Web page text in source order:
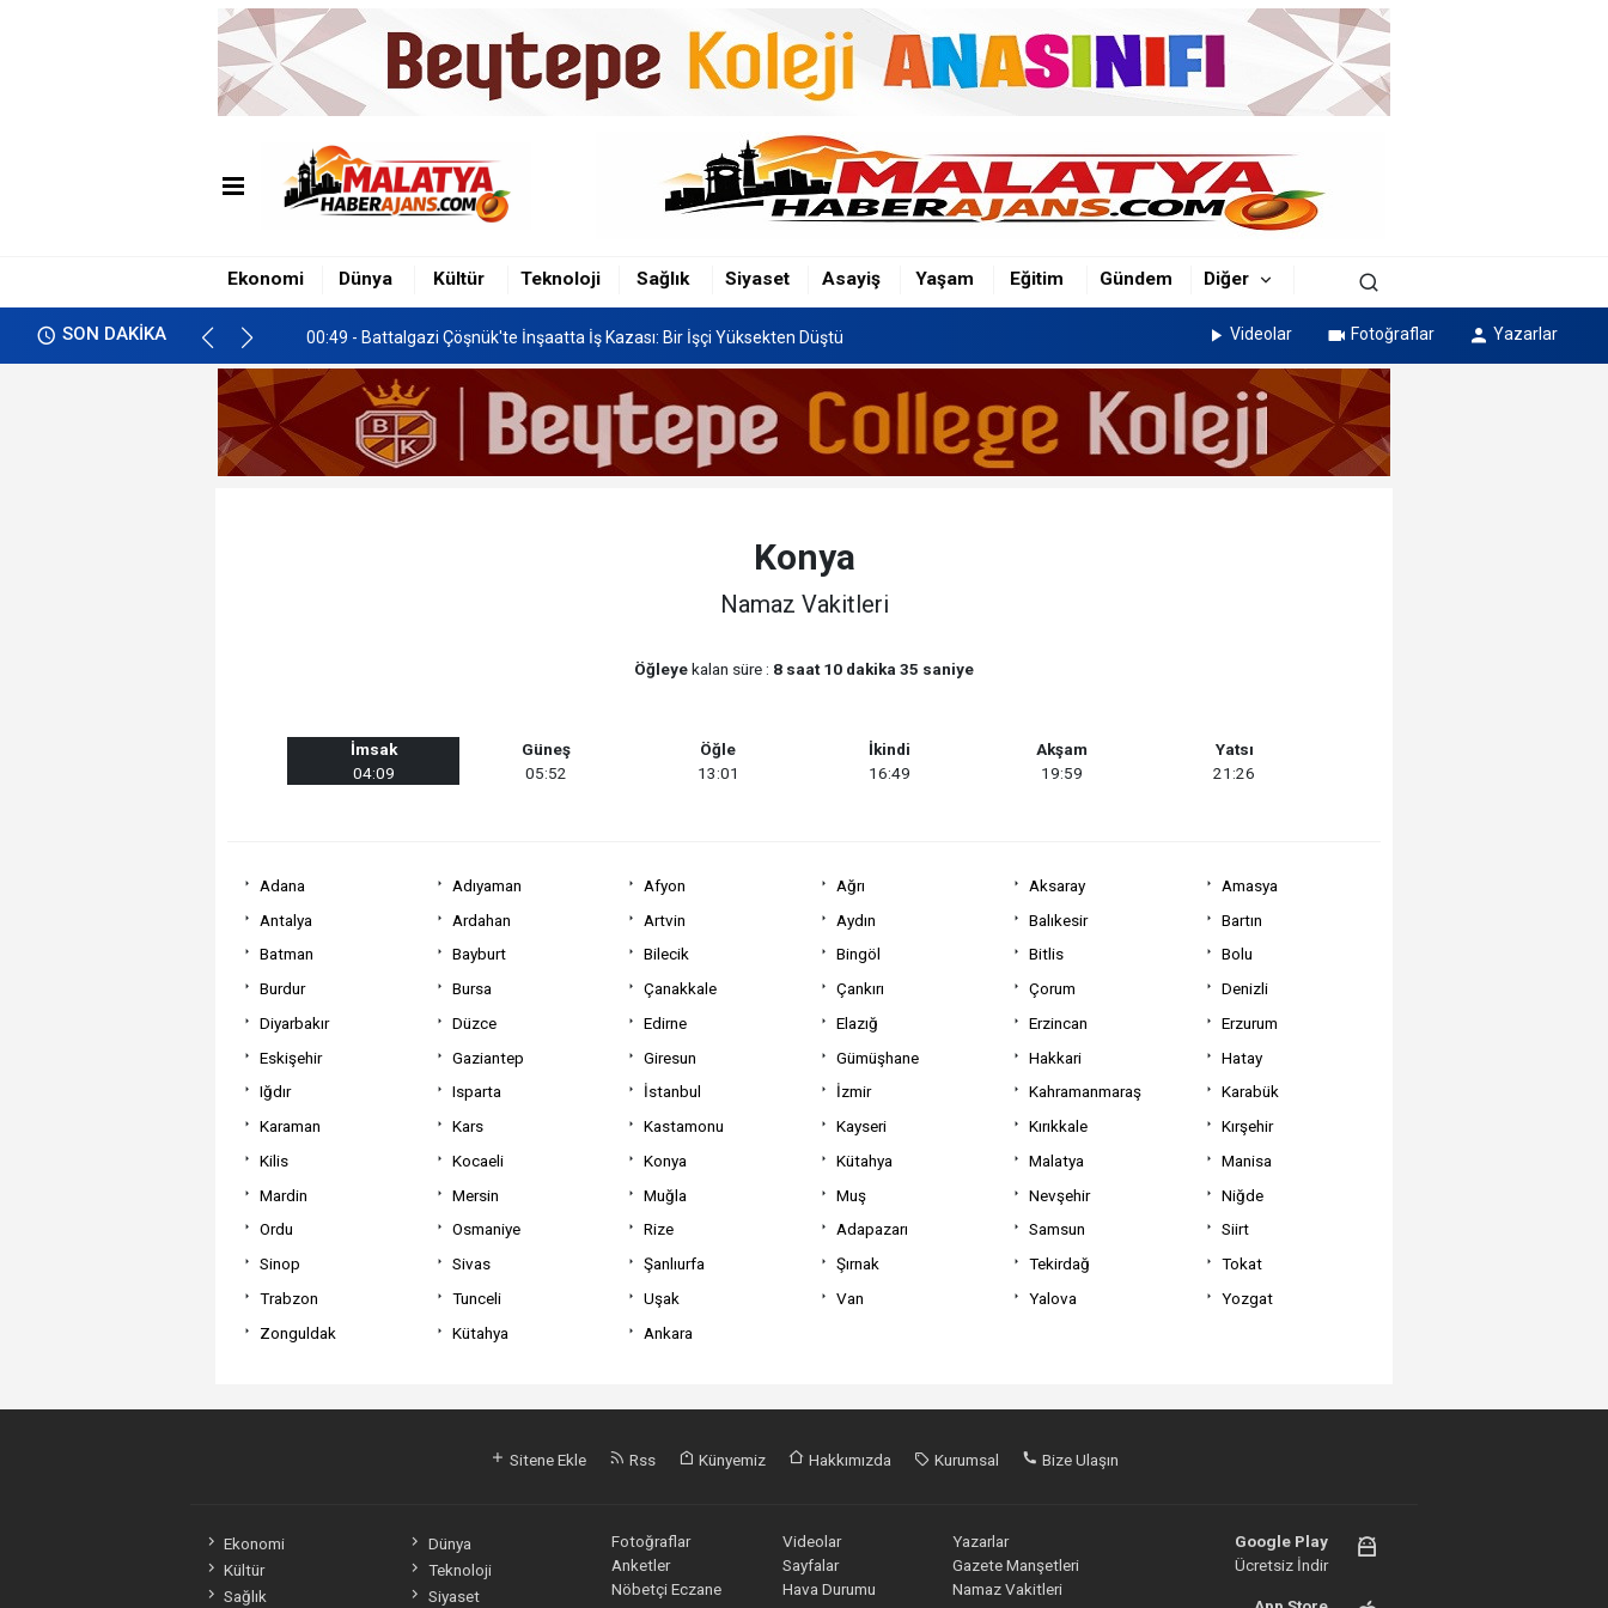
Ekonomi Dünya Kültür Teknoloji Sağlık Siyaset Asayiş Yaşam Eğitim Gündem Diğer
SON DAKİKA
00:49 - Battalgazi Çöşnük'te İnşaatta İş Kazası: Bir İşçi Yüksekten Düştü
00:58 - Malatya’da Gastronomi Festivali, 8-16 Ağustos'ta Yapılacak
00:49 - Battalgazi Çöşnük'te İnşaatta İş Kazası: Bir İşçi Yüksekten Düştü
01:00 - İkizce'de Freni Boşalan Hafriyat Kamyonu TOKİ Konutlarına Çarptı
Videolar Fotoğraflar Yazarlar
Konya
Namaz Vakitleri
Öğleyekalan süre : 8 saat 10 dakika 35 saniye
İmsak
04:09
Güneş
05:52
Öğle
13:01
İkindi
16:49
Akşam
19:59
Yatsı
21:26
Adana Adıyaman Afyon Ağrı Aksaray
Amasya
Antalya
Ardahan Artvin Aydın Balıkesir
Bartın
Batman
Bayburt Bilecik Bingöl Bitlis
Bolu
Burdur
Bursa Çanakkale Çankırı Çorum
Denizli
Diyarbakır
Düzce Edirne Elazığ Erzincan
Erzurum
Eskişehir
Gaziantep Giresun Gümüşhane Hakkari
Hatay
Iğdır
Isparta İstanbul İzmir Kahramanmaraş
Karabük
Karaman
Kars Kastamonu Kayseri Kırıkkale
Kırşehir
Kilis
Kocaeli Konya Kütahya Malatya
Manisa
Mardin
Mersin Muğla Muş Nevşehir
Niğde
Ordu
Osmaniye Rize Adapazarı Samsun
Siirt
Sinop
Sivas Şanlıurfa Şırnak Tekirdağ
Tokat
Trabzon
Tunceli Uşak Van Yalova
Yozgat
Zonguldak
Kütahya Ankara
Sitene Ekle Rss Künyemiz Hakkımızda Kurumsal Bize Ulaşın
Ekonomi
Dünya
Kültür
Teknoloji
Sağlık
Siyaset
Fotoğraflar Videolar
Yazarlar
Anketler
Sayfalar
Gazete Manşetleri
Nöbetçi Eczane
Hava Durumu Namaz Vakitleri
Google Play
Ücretsiz İndir